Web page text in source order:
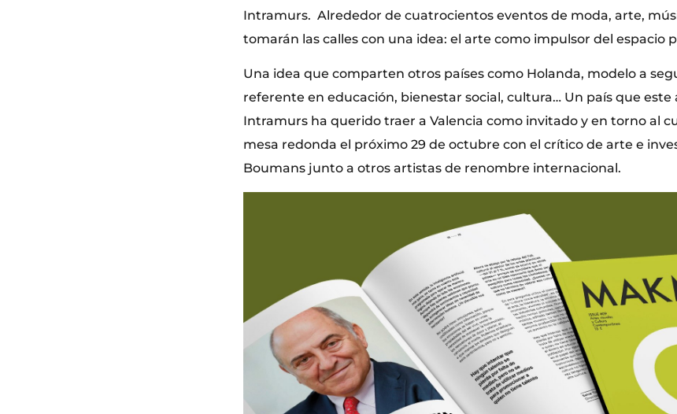
Intramurs. Alrededor de cuatrocientos eventos de moda, arte,
tomarán las calles con una idea: el arte como impulsor del espacio
Una idea que comparten otros países como Holanda, modelo a
referente en educación, bienestar social, cultura… Un país que este
Intramurs ha querido traer a Valencia como invitado y en torno al
mesa redonda el próximo 29 de octubre con el crítico de arte e
Boumans junto a otros artistas de renombre internacional.